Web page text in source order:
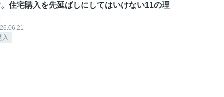
住宅購入を先延ばしにしてはいけない11の理
入